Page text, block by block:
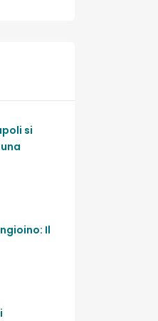
si
Il